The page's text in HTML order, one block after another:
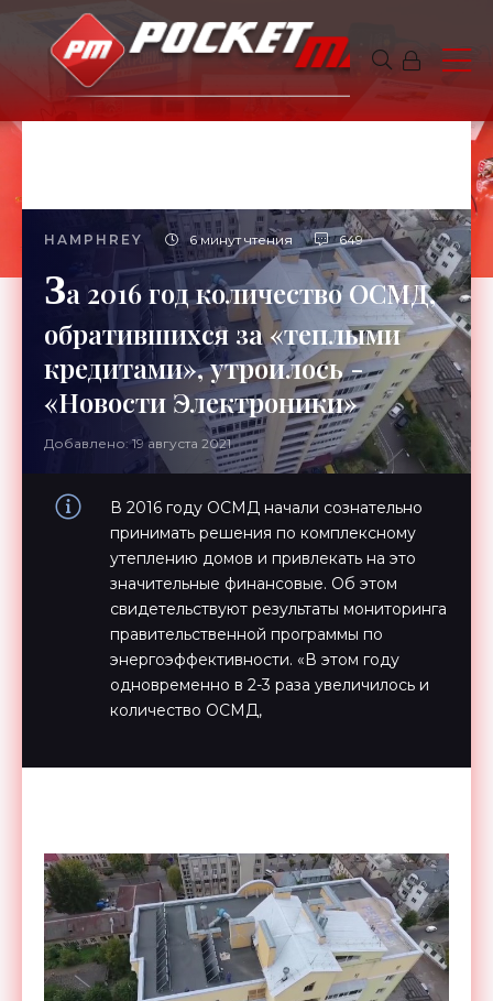
HAMPHREY 6 минут чтения 649
За 2016 год количество ОСМД,
обратившихся за «теплыми
кредитами», утроилось -
«Новости Электроники»
Добавлено: 19 августа 2021
В 2016 году ОСМД начали сознательно
принимать решения по комплексному
утеплению домов и привлекать на это
значительные финансовые. Об этом
свидетельствуют результаты мониторинга
правительственной программы по
энергоэффективности. «В этом году
одновременно в 2-3 раза увеличилось и
количество ОСМД,